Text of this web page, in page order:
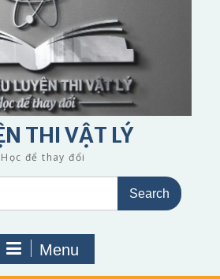
THI VẬT LÝ
Học để thay đổi
Menu